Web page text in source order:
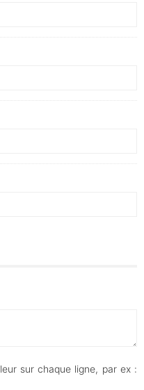
sur chaque ligne, par ex :